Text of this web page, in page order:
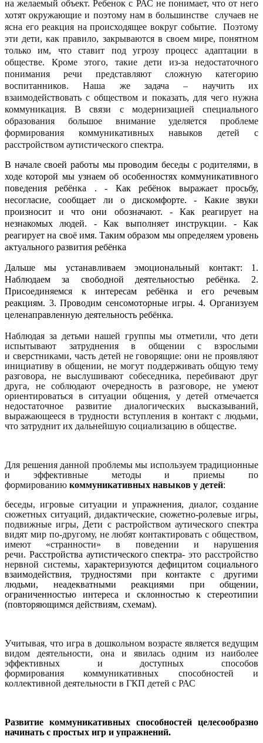
на желаемый объект. Ребенок с РАС не понимает, что от него
хотят окружающие и поэтому нам в большинстве случаев не
ясна его реакция на происходящее вокруг событие. Поэтому
эти дети, как правило, закрываются в своем мире, понятном
только им, что ставит под угрозу процесс адаптации в
обществе. Кроме этого, такие дети из-за недостаточного
понимания речи представляют сложную категорию
воспитанников. Наша же задача – научить их
взаимодействовать с обществом и показать, для чего нужна
коммуникация. В связи с модернизацией специального
образования большое внимание уделяется проблеме
формирования коммуникативных навыков детей с
расстройством аутистического спектра.
В начале своей работы мы проводим беседы с родителями, в
ходе которой мы узнаем об особенностях коммуникативного
поведения ребёнка . - Как ребёнок выражает просьбу,
несогласие, сообщает ли о дискомфорте. - Какие звуки
произносит и что они обозначают. - Как реагирует на
незнакомых людей. - Как выполняет инструкции. - Как
реагирует на своё имя. Таким образом мы определяем уровень
актуального развития ребёнка
Дальше мы устанавливаем эмоциональный контакт: 1.
Наблюдаем за свободной деятельностью ребёнка. 2.
Присоединяемся к интересам ребёнка и его речевым
реакциям. 3. Проводим сенсомоторные игры. 4. Организуем
целенаправленную деятельность ребёнка.
Наблюдая за детьми нашей группы мы отметили, что дети
испытывают затруднения в общении с взрослыми
и сверстниками, часть детей не говорящие: они не проявляют
инициативу в общении, не могут поддерживать общую тему
разговора, не выслушивают собеседника, перебивают друг
друга, не соблюдаюточередность в разговоре, не умеют
ориентироваться в ситуации общения, у детей отмечается
недостаточноеразвитие диалогических высказываний,
выражающееся в трудности вступления в контакт с людьми,
что затруднит их дальнейшую социализацию в обществе.
Для решения данной проблемы мы используем традиционные
и эффективные методы и приемы по
формированию коммуникативных навыков у детей:
беседы, игровые ситуации и упражнения, диалог, создание
сюжетных ситуаций, дидактические, сюжетно-ролевые игры,
подвижные игры, Дети с растройством аутического спектра
видят мир по-другому, не любят контактировать с обществом,
имеют «странности» в поведении и нарушения
речи. Расстройства аутистического спектра- это расстройство
нервной системы, характеризуются дефицитом социального
взаимодействия, трудностями при контакте с другими
людьми, неадекватными реакциями при общении,
ограниченностью интереса и склонностью к стереотипии
(повторяющимся действиям, схемам).
Учитывая, что игра в дошкольном возрасте является ведущим
видом деятельности, она и явилась одним из наиболее
эффективных и доступных способов
формированиякоммуникативных способностей
и
коллективной деятельности в ГКП детей с РАС
Развитие коммуникативных способностей целесообразно
начинать с простых игр и упражнений.